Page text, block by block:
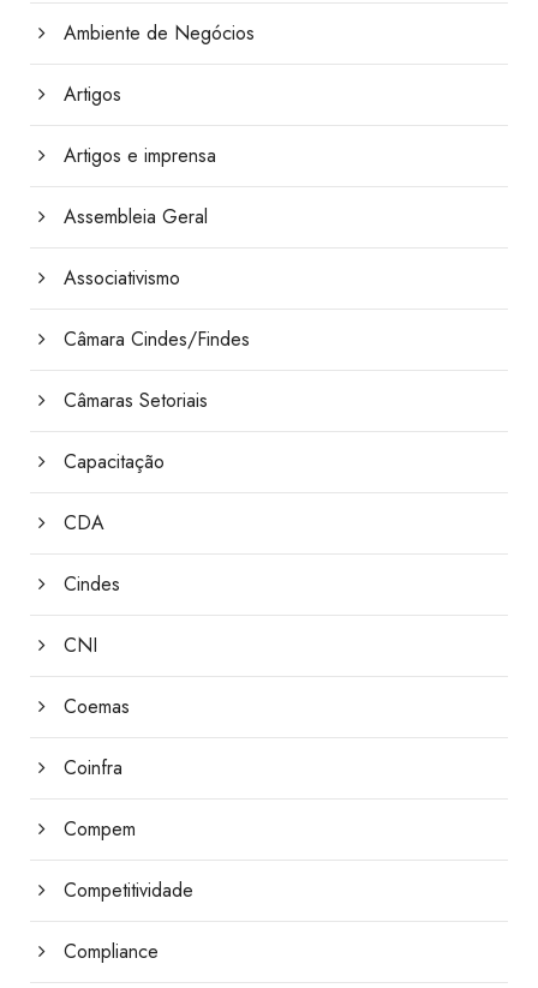
Ambiente de Negócios
Artigos
Artigos e imprensa
Assembleia Geral
Associativismo
Câmara Cindes/Findes
Câmaras Setoriais
Capacitação
CDA
Cindes
CNI
Coemas
Coinfra
Compem
Competitividade
Compliance